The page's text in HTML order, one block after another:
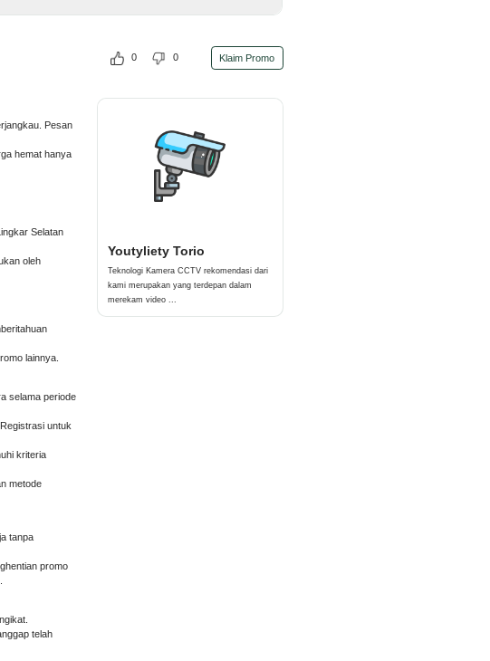
0 0 Klaim Promo
Pesan
hemat hanya
Selatan
oleh
lainnya.
selama periode
untuk
kriteria
metode
tanpa
promo
telah
Youtyliety Torio
Teknologi Kamera CCTV rekomendasi dari
kami merupakan yang terdepan dalam
merekam video ...